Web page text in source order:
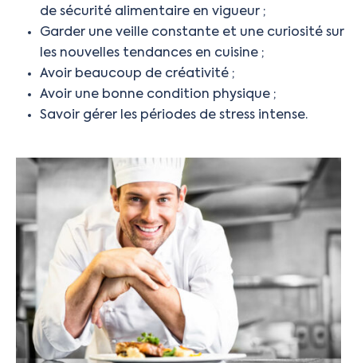
de sécurité alimentaire en vigueur ;
Garder une veille constante et une curiosité sur
les nouvelles tendances en cuisine ;
Avoir beaucoup de créativité ;
Avoir une bonne condition physique ;
Savoir gérer les périodes de stress intense.